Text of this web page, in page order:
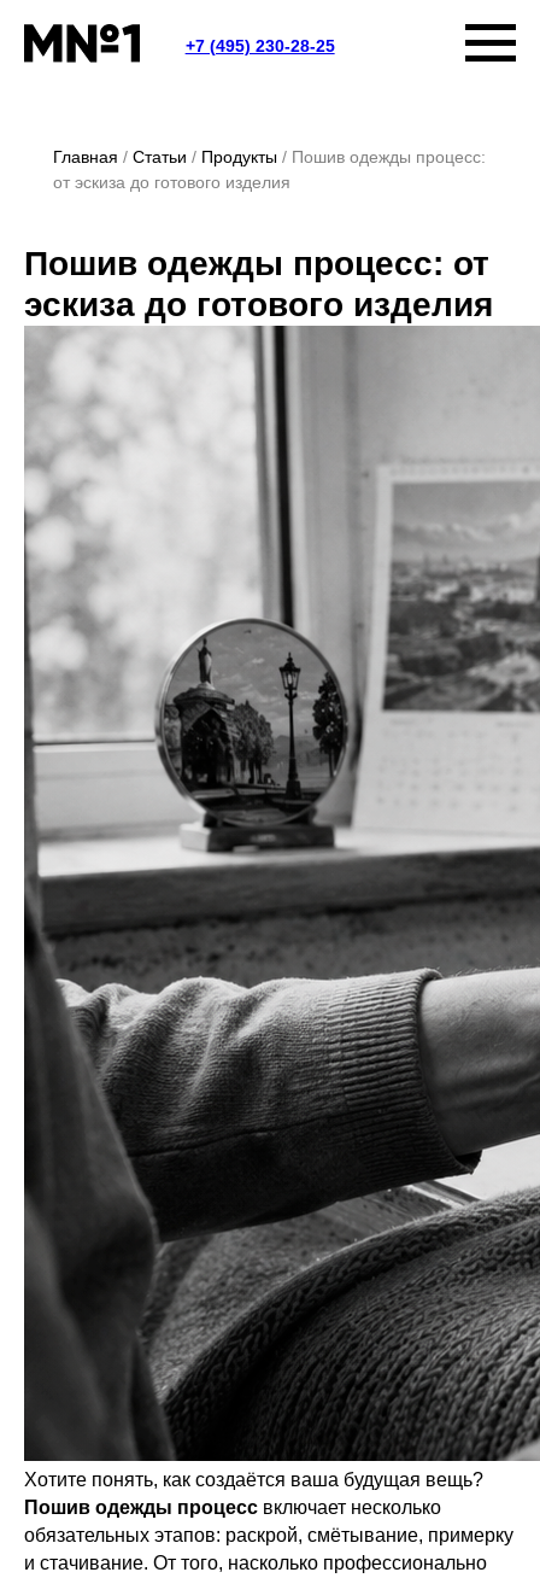
Главная Статьи Продукты
Пошив одежды процесс:
от эскиза до готового изделия
Пошив одежды процесс: от
эскиза до готового изделия
Хотите понять, как создаётся ваша будущая вещь?
Пошив одежды процесс включает несколько
обязательных этапов: раскрой, смётывание, примерку
и стачивание. От того, насколько профессионально